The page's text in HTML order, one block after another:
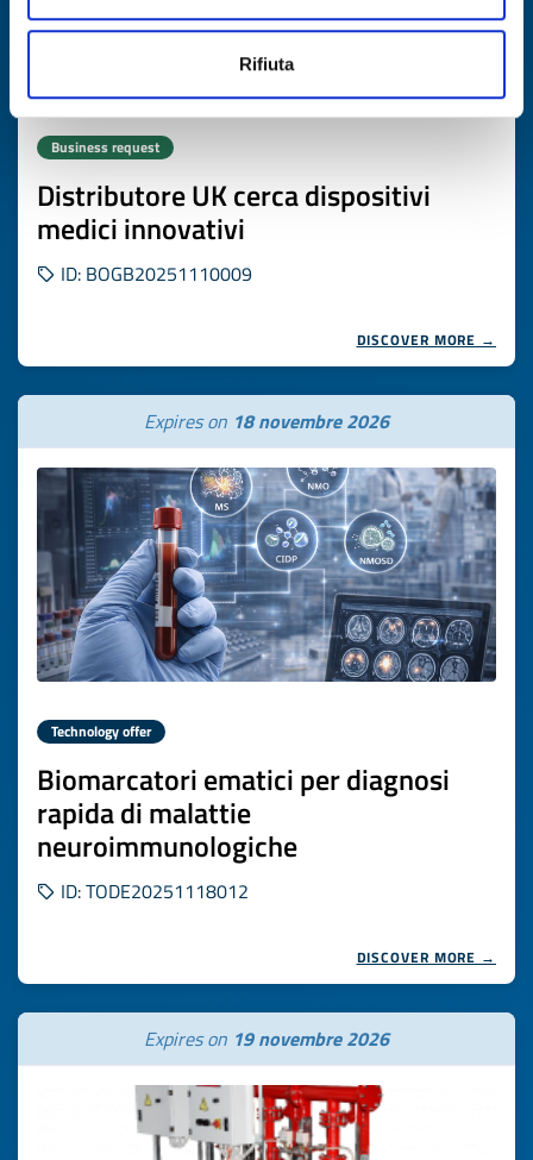
Rifiuta
Business request
Distributore UK cerca dispositivi
medici innovativi
ID: BOGB20251110009
DISCOVER MORE →
Expires on 18 novembre 2026
Technology offer
Biomarcatori ematici per diagnosi
rapida di malattie
neuroimmunologiche
ID: TODE20251118012
DISCOVER MORE →
Expires on 19 novembre 2026